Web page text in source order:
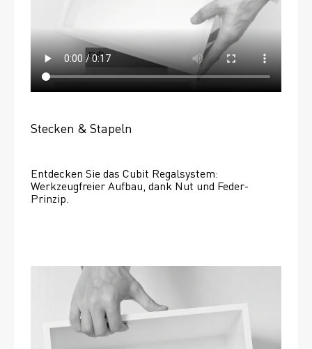
Stecken & Stapeln
Entdecken Sie das Cubit Regalsystem:
Werkzeugfreier Aufbau, dank Nut und Feder-
Prinzip.